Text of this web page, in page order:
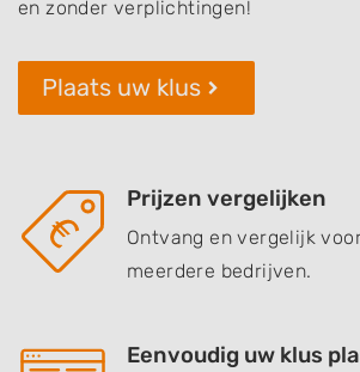
en zonder verplichtingen!
Plaats uw klus
Prijzen vergelijken
Ontvang en vergelijk
meerdere bedrijven.
Eenvoudig uw klus